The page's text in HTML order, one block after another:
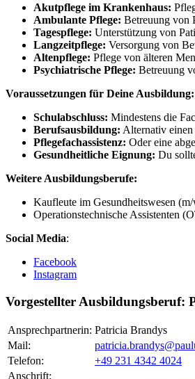
Akutpflege im Krankenhaus:
Ambulante Pflege: Betreuung von
Tagespflege: Unterstützung von
Langzeitpflege: Versorgung von
Altenpflege: Pflege von älteren
Psychiatrische Pflege: Betreuung
Voraussetzungen für Deine Ausbildung:
Schulabschluss: Mindestens die
Berufsausbildung: Alternativ einen
Pflegefachassistenz: Oder eine
Gesundheitliche Eignung: Du
Weitere Ausbildungsberufe:
Kaufleute im Gesundheitswesen
Operationstechnische Assistenten
Social Media:
Facebook
Instagram
Vorgestellter Ausbildungsberuf:
Ansprechpartnerin: Patricia Brandys
Mail:
Telefon:
+49 231 4342 4024
Anschrift: